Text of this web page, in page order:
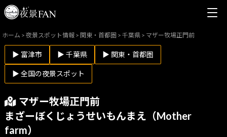
ホーム >夜景スポット情報 > 関東・首都圏 >千葉県 > マザー牧場正門前
▶ 富津市 ▶ 千葉県 ▶ 関東・首都圏
▶ 全国の夜景スポット
マザー牧場正門前
まざーぼくじょうせいもんまえ（Mother
farm）